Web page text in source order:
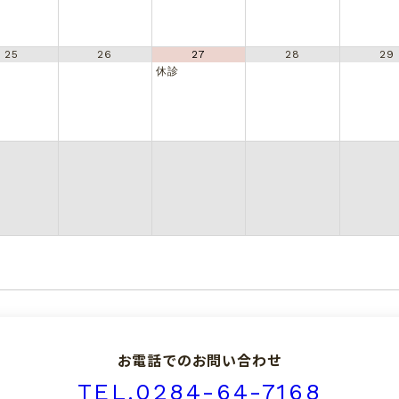
25 26
27
休診
28 29
お電話でのお問い合わせ
TEL.0284-64-7168